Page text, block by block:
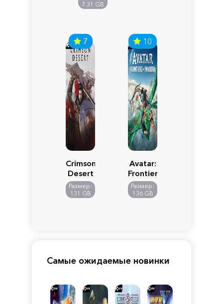
Edition
7.31 GB
7
Crimson
Desert
Размер:
131 GB
10
Avatar:
Frontiers
of
Pandora
Размер:
136 GB
Самые ожидаемые новинки